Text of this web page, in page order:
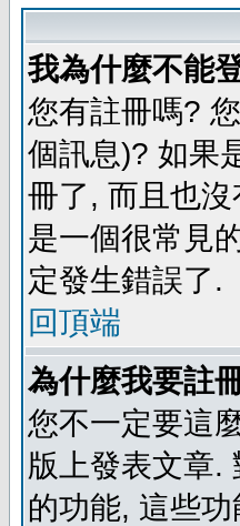
我為什麼不能
您有註冊嗎?
個訊息)? 如果
冊了, 而且也
是一個很常見
定發生錯誤了.
回頂端
為什麼我要註
您不一定要這
版上發表文章.
的功能, 這些